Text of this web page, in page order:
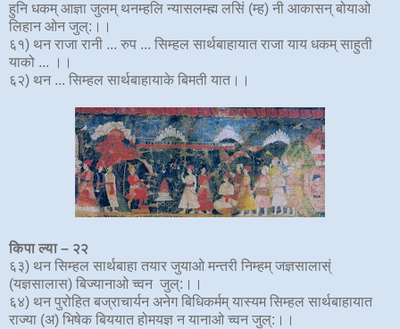
हुनि धकम् आज्ञा जुलम् थनम्हलि न्यासलम्ह्म लसिं (म्ह) नी आकासन् बोयाओ
लिहान ओन जुल्:।।
६१) थन राजा रानी ... रुप ... सिम्हल सार्थबाहायात राजा याय धकम् साहुती
याको ... ।।
६२) थन ... सिम्हल सार्थबाहायाके बिमती यात।।
किपा ल्या– २२
६३) थन सिम्हल सार्थबाहा तयार जुयाओ मन्तरी निम्हम् जज्ञसालास्ं
(यज्ञसालास) बिज्यानाओ च्वन जुल्:।।
६४) थन पुरोहित बज्राचार्यन अनेग बिधिकर्मम् यास्यम सिम्हल सार्थबाहायात
राज्या (अ) भिषेक बिययात होमयज्ञ न यानाओ च्वन जुल्:।।